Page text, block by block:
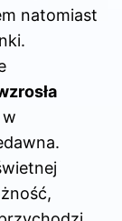
natomiast
w